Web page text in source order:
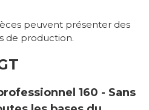
peuvent présenter des
de production.
160 - Sans